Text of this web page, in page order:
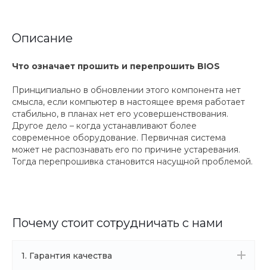
Описание
Что означает прошить и перепрошить BIOS
Принципиально в обновлении этого компонента нет
смысла, если компьютер в настоящее время работает
стабильно, в планах нет его усовершенствования.
Другое дело – когда устанавливают более
современное оборудование. Первичная система
может не распознавать его по причине устаревания.
Тогда перепрошивка становится насущной проблемой.
Почему стоит сотрудничать с нами
1. Гарантия качества